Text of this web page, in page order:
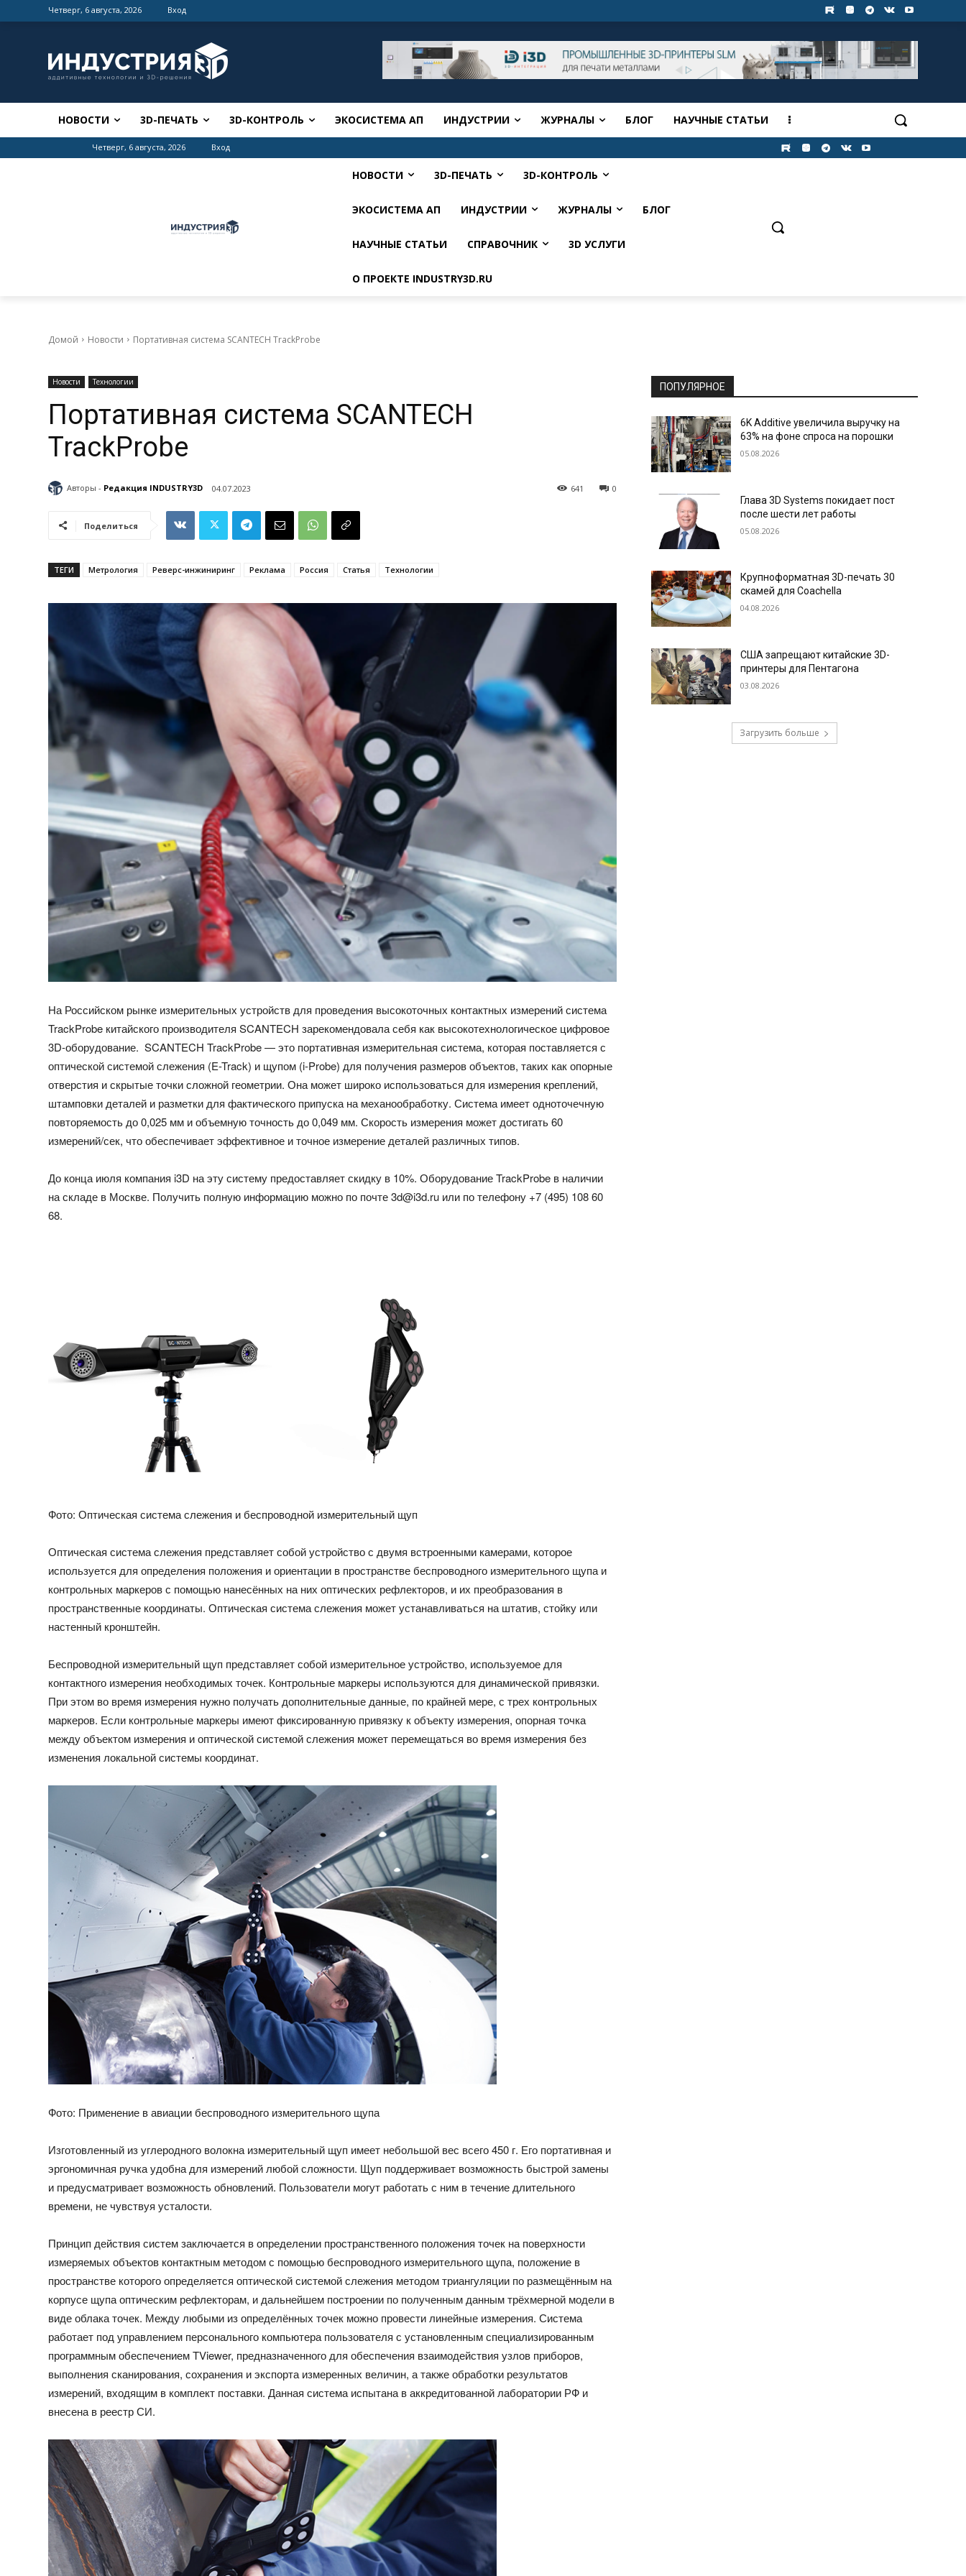
Четверг, 6 августа, 2026 Вход
НОВОСТИ 3D-ПЕЧАТЬ 3D-КОНТРОЛЬ ЭКОСИСТЕМА АП ИНДУСТРИИ ЖУРНАЛЫ БЛОГ НАУЧНЫЕ СТАТЬИ
Четверг, 6 августа, 2026 Вход
НОВОСТИ 3D-ПЕЧАТЬ 3D-КОНТРОЛЬ
ЭКОСИСТЕМА АП ИНДУСТРИИ ЖУРНАЛЫ БЛОГ
НАУЧНЫЕ СТАТЬИ СПРАВОЧНИК 3D УСЛУГИ
О ПРОЕКТЕ INDUSTRY3D.RU
Домой Новости Портативная система SCANTECH TrackProbe
Новости Технологии
Портативная система SCANTECH
TrackProbe
Авторы - Редакция INDUSTRY3D 04.07.2023 0
641
Поделиться
ТЕГИ Метрология Реверс-инжиниринг Реклама Россия Статья Технологии
На Российском рынке измерительных устройств для проведения высокоточных контактных измерений система
TrackProbe китайского производителя SCANTECH зарекомендовала себя как высокотехнологическое цифровое
3D-оборудование. SCANTECH TrackProbe — это портативная измерительная система, которая поставляется с
оптической системой слежения (E-Track) и щупом (i-Probe) для получения размеров объектов, таких как опорные
отверстия и скрытые точки сложной геометрии. Она может широко использоваться для измерения креплений,
штамповки деталей и разметки для фактического припуска на механообработку. Система имеет одноточечную
повторяемость до 0,025 мм и объемную точность до 0,049 мм. Скорость измерения может достигать 60
измерений/сек, что обеспечивает эффективное и точное измерение деталей различных типов.
До конца июля компания i3D на эту систему предоставляет скидку в 10%. Оборудование TrackProbe в наличии
на складе в Москве. Получить полную информацию можно по почте 3d@i3d.ru или по телефону +7 (495) 108 60
68.
Фото: Оптическая система слежения и беспроводной измерительный щуп
Оптическая система слежения представляет собой устройство с двумя встроенными камерами, которое
используется для определения положения и ориентации в пространстве беспроводного измерительного щупа и
контрольных маркеров с помощью нанесённых на них оптических рефлекторов, и их преобразования в
пространственные координаты. Оптическая система слежения может устанавливаться на штатив, стойку или
настенный кронштейн.
Беспроводной измерительный щуп представляет собой измерительное устройство, используемое для
контактного измерения необходимых точек. Контрольные маркеры используются для динамической привязки.
При этом во время измерения нужно получать дополнительные данные, по крайней мере, с трех контрольных
маркеров. Если контрольные маркеры имеют фиксированную привязку к объекту измерения, опорная точка
между объектом измерения и оптической системой слежения может перемещаться во время измерения без
изменения локальной системы координат.
Фото: Применение в авиации беспроводного измерительного щупа
Изготовленный из углеродного волокна измерительный щуп имеет небольшой вес всего 450 г. Его портативная и
эргономичная ручка удобна для измерений любой сложности. Щуп поддерживает возможность быстрой замены
и предусматривает возможность обновлений. Пользователи могут работать с ним в течение длительного
времени, не чувствуя усталости.
Принцип действия систем заключается в определении пространственного положения точек на поверхности
измеряемых объектов контактным методом с помощью беспроводного измерительного щупа, положение в
пространстве которого определяется оптической системой слежения методом триангуляции по размещённым на
корпусе щупа оптическим рефлекторам, и дальнейшем построении по полученным данным трёхмерной модели в
виде облака точек. Между любыми из определённых точек можно провести линейные измерения. Система
работает под управлением персонального компьютера пользователя с установленным специализированным
программным обеспечением TViewer, предназначенного для обеспечения взаимодействия узлов приборов,
выполнения сканирования, сохранения и экспорта измеренных величин, а также обработки результатов
измерений, входящим в комплект поставки. Данная система испытана в аккредитованной лаборатории РФ и
внесена в реестр СИ.
ПОПУЛЯРНОЕ
6K Additive увеличила выручку на
63% на фоне спроса на порошки
05.08.2026
Глава 3D Systems покидает пост
после шести лет работы
05.08.2026
Крупноформатная 3D-печать 30
скамей для Coachella
04.08.2026
США запрещают китайские 3D-
принтеры для Пентагона
03.08.2026
Загрузить больше